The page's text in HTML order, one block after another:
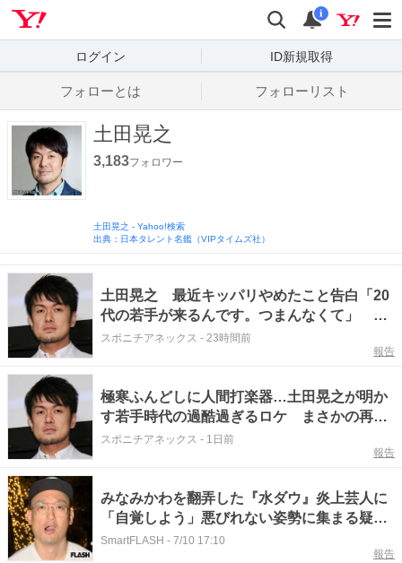
検索
通知
i
ログイン ID新規取得
フォローとは フォローリスト
土田晃之
3,183フォロワー
土田晃之 - Yahoo!検索
出典：日本タレント名鑑（VIPタイムズ社）
土田晃之 最近キッパリやめたこと告白「20
代の若手が来るんです。つまんなくて」 ガ
チ勢とは合わず
スポニチアネックス - 23時間前
報告
極寒ふんどしに人間打楽器…土田晃之が明か
す若手時代の過酷過ぎるロケ まさかの再会
に「お前たちかー！」
スポニチアネックス - 1日前
報告
みなみかわを翻弄した『水ダウ』炎上芸人に
「自覚しよう」悪びれない姿勢に集まる疑問
の声…事務所の先輩・土田晃之は優しくフォ
SmartFLASH - 7/10 17:10
報告